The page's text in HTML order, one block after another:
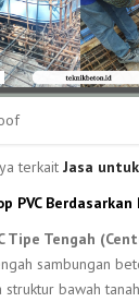
terkait Jasa
PVC Berdasarkan
Tipe Tengah
sambungan
struktur bawah